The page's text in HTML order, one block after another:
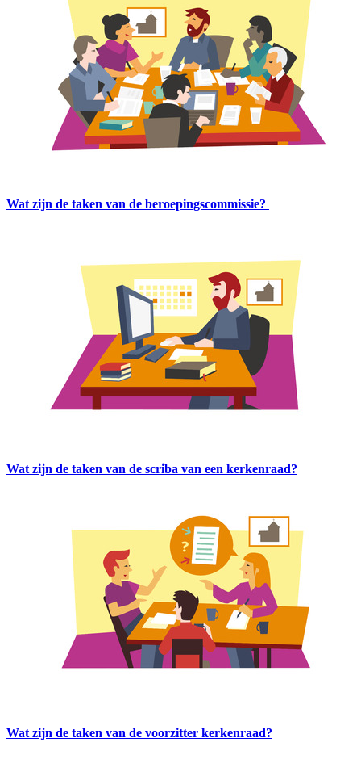
Wat zijn de taken van de beroepingscommissie?
Wat zijn de taken van de scriba van een kerkenraad?
Wat zijn de taken van de voorzitter kerkenraad?